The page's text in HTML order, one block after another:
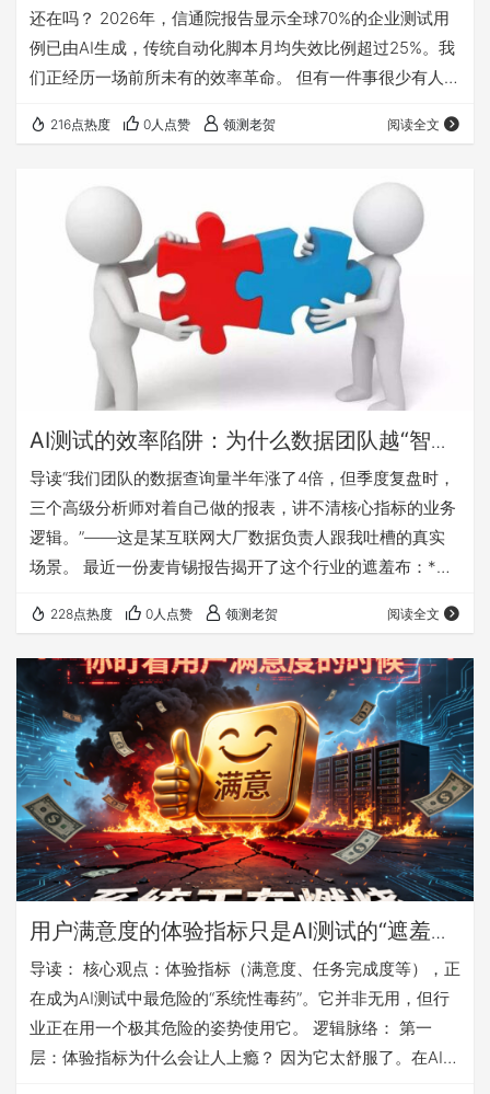
还在吗？ 2026年，信通院报告显示全球70%的企业测试用
例已由AI生成，传统自动化脚本月均失效比例超过25%。我
们正经历一场前所未有的效率革命。 但有一件事很少有人提
拿去思考了吗？ 还是，它们悄悄溜去刷手机、回复无关紧要
贺这篇文章讲的，就是一个测试人在效率狂飙中，差点弄丢
判断力的故事。 那个被AI报告打了脸的周一早晨 数据产品
经理陈然打…
216点热度 0人点赞 领测老贺 阅读全文
AI测试的效率陷阱：为什么数据团队越“智
能”，测试思维越浅薄？
导读“我们团队的数据查询量半年涨了4倍，但季度复盘时，
三个高级分析师对着自己做的报表，讲不清核心指标的业务
逻辑。”——这是某互联网大厂数据负责人跟我吐槽的真实
场景。 最近一份麦肯锡报告揭开了这个行业的遮羞布：*引
解度暴跌37%*。这数字背后，是一场静悄悄的认知坍缩。
我们总以为，工具变强了，人就能去做更有价值的事。但现
实很打脸：工具越“智能”，人反而越“懒”。不是人变笨了，
而是系统设计出了问题——当Agent能在毫秒级给出“是什
么”的答案时，谁还愿意花几小时去…
228点热度 0人点赞 领测老贺 阅读全文
用户满意度的体验指标只是AI测试的“遮羞
布”：体验指标正在毒死AI系统
导读： 核心观点：体验指标（满意度、任务完成度等），正
在成为AI测试中最危险的“系统性毒药”。它并非无用，但行
业正在用一个极其危险的姿势使用它。 逻辑脉络： 第一
层：体验指标为什么会让人上瘾？ 因为它太舒服了。在AI这